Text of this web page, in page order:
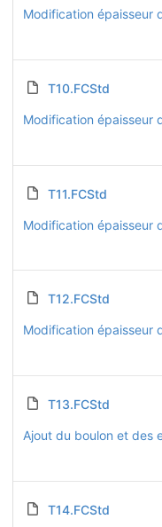
Modification épaisseur
T10.FCStd
Modification épaisseur
T11.FCStd
Modification épaisseur
T12.FCStd
Modification épaisseur
T13.FCStd
T14.FCStd